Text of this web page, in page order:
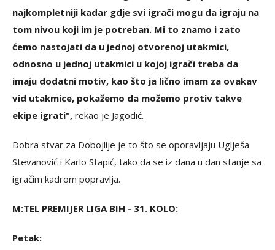
najkompletniji kadar gdje svi igrači mogu da igraju na
tom nivou koji im je potreban. Mi to znamo i zato
ćemo nastojati da u jednoj otvorenoj utakmici,
odnosno u jednoj utakmici u kojoj igrači treba da
imaju dodatni motiv, kao što ja lično imam za ovakav
vid utakmice, pokažemo da možemo protiv takve
ekipe igrati", rekao je Jagodić.
Dobra stvar za Dobojlije je to što se oporavljaju Uglješa
Stevanović i Karlo Stapić, tako da se iz dana u dan stanje sa
igračim kadrom popravlja.
M:TEL PREMIJER LIGA BIH - 31. KOLO:
Petak: